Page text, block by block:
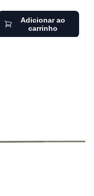
Adicionar ao
carrinho